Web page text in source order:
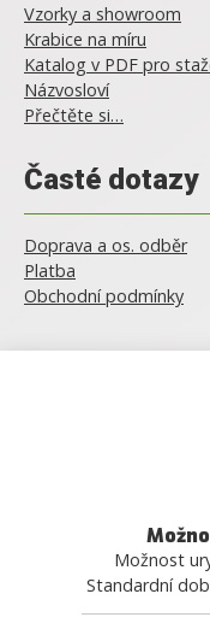
Vzorky a showroom
Krabice na míru
Katalog v PDF pro
Názvosloví
Přečtěte si…
Časté dotazy
Doprava a os. odběr
Platba
Obchodní podmínky
Možnost
Standardní